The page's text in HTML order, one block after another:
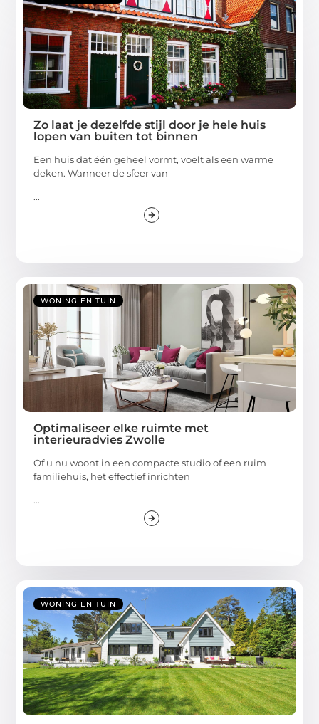
Zo laat je dezelfde stijl door je hele huis
lopen van buiten tot binnen
Een huis dat één geheel vormt, voelt als een warme
deken. Wanneer de sfeer van
...
WONING EN TUIN
Optimaliseer elke ruimte met
interieuradvies Zwolle
Of u nu woont in een compacte studio of een ruim
familiehuis, het effectief inrichten
...
WONING EN TUIN